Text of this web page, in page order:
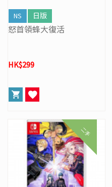
NS 日版
怒首領蜂大復活
HK$299
二手